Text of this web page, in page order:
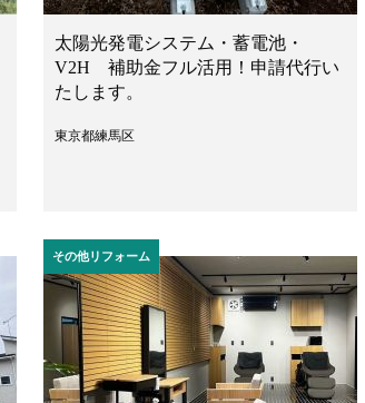
太陽光発電システム・蓄電池・
V2H 補助金フル活用！申請代行い
たします。
東京都練馬区
その他リフォーム